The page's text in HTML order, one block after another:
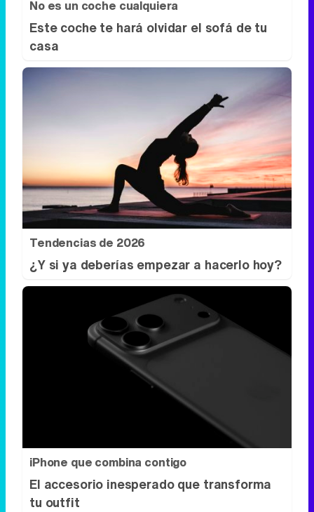
No es un coche cualquiera
Este coche te hará olvidar el sofá de tu
casa
Tendencias de 2026
¿Y si ya deberías empezar a hacerlo hoy?
iPhone que combina contigo
El accesorio inesperado que transforma
tu outfit